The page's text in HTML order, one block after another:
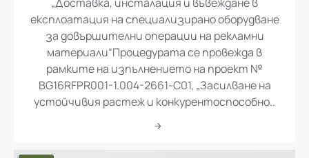
„Доставка, инсталация и въвеждане в
експлоатация на специализирано оборудване
за довършителни операции на рекламни
материали“Процедурата се провежда в
рамките на изпълнението на проект №
BG16RFPR001-1.004-2661-C01, „Засилване на
устойчивия растеж и конкурентоспособно..